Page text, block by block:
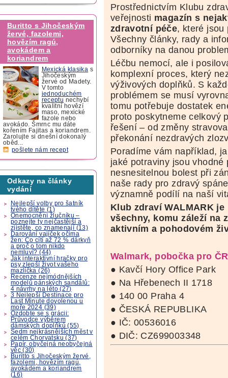
Buritto s Jihočeským
žervé, fazolemi,
hovězím ragú,
avokádem a
koriandrem
Mexická klasika s
Jihočeským
žervé od Madety.
V tomto
jednoduchém
receptu nechybí
kvalitní hovězí
maso, mexické
fazole nebo
avokádo. Šmrnc mu dáte
kořením Fajitas a koriandrem.
Zarolujte si dnešní dokonalý
oběd...
pošlete nám recept
Odkazy na články
vydání
Nejlepší volby pro šatník
tvého dítěte (1)
Onemocnění žlučníku –
poznejte ty nejčastější a
zjistěte, co znamenají (13)
Darování vajíček očima
žen: Co cítí až 72 % dárkyň
a proč o tom nikdo
nemluví? (44)
Jak interaktivní hračky pro
psy zlepší život vašeho
mazlíčka (26)
Recenze nejmódnějších
modelů pánských sandálů:
4 návrhy na léto (27)
3 Nejlepší Destinace pro
Last Minute dovolenou u
moře 2024 (39)
Ozdobte se s grácii:
Průvodce výběrem
dámských doplňků (55)
Sedm nejkrásnějších měst v
celém Chorvatsku (37)
Papír, obyčejná neobyčejná
věc (30)
Buritto s Jihočeským žervé,
fazolemi, hovězím ragú,
avokádem a koriandrem
(16)
Prostřednictvím Klubu
veřejnosti magazín s
zdravotní péče, které jsou
Všechny články, rady a
odborníky na danou
Léčbu nemocí, ale i
komplexní proces, který
výživových doplňků. S
problémem se musí
tomu potřebuje dostatek
proto poskytneme celkový
řešení – od změny
překonání nezdravých
Poradíme vám například,
jaké potraviny jsou vhodné
nesnesitelnou bolest při
naše rady pro zdravý
významně podílí na naší
Klub zdraví WALMARK
všechny, komu záleží na
aktivním a pohodovém
Walmark, pobočka pro
● Kavčí Hory Office Park
● Na Hřebenech II 1718
● 140 00 Praha 4
● ČESKÁ REPUBLIKA
● IČ: 00536016
● DIČ: CZ699003348